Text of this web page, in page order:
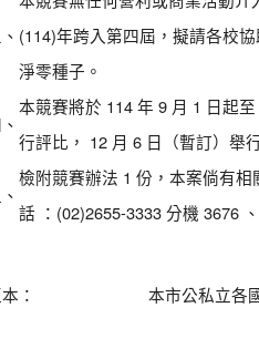
(114)年跨入第四屆，擬請各校
淨零種子。
本競賽將於 114 年 9 月 1 日起
行評比， 12 月 6 日（暫訂）舉
檢附競賽辦法 1 份，本案倘有
話 ：(02)2655-3333 分機 3676
： 本市公私立各